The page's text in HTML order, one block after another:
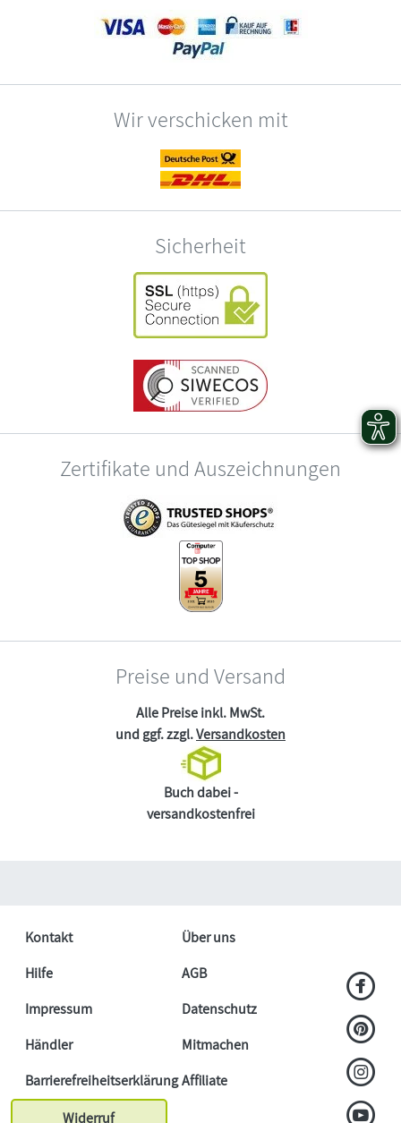
Wir verschicken mit
Sicherheit
Zertifikate und Auszeichnungen
Preise und Versand
Alle Preise inkl. MwSt.
und ggf. zzgl.Versandkosten
Buch dabei -
versandkostenfrei
Kontakt
Über uns
Hilfe
AGB
Impressum
Datenschutz
Händler
Mitmachen
BarrierefreiheitserklärungAffiliate
Widerruf